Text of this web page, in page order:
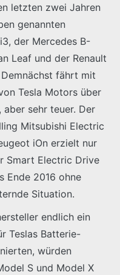
letzten zwei Jahren
genannten
der Mercedes B-
Leaf und der Renault
fährt mit
Tesla Motors über
sehr teuer. Der
Mitsubishi Electric
iOn erzielt nur
Smart Electric Drive
Ende 2016 ohne
Situation.
endlich ein
Teslas Batterie-
würden
S und Model X